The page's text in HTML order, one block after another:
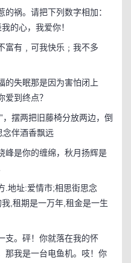
祸。请把下列数字相加：
的心，我爱你！
有﹐可我快乐﹔我不多
失眠那是因为害怕闭上
爱到终点？
摆两把旧藤椅分放两边，倒
念伴酒香飘远
是你的缠绵，秋月扬辉是
址:爱情市;相思街思念
,租期是一万年,租金是一生
。砰！你就落在我的怀
那我是一台电鱼机。吱！你